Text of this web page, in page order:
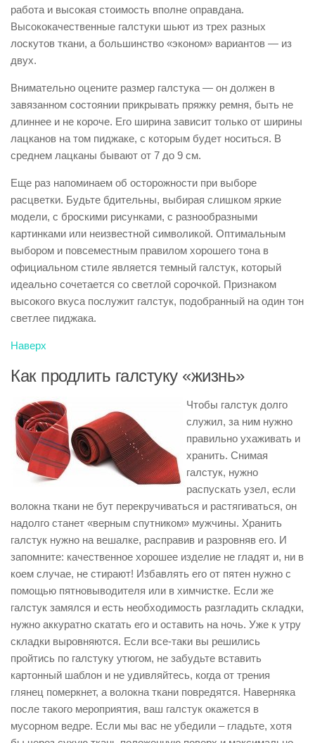
работа и высокая стоимость вполне оправдана.
Высококачественные галстуки шьют из трех разных
лоскутов ткани, а большинство «эконом» вариантов — из
двух.
Внимательно оцените размер галстука — он должен в
завязанном состоянии прикрывать пряжку ремня, быть не
длиннее и не короче. Его ширина зависит только от ширины
лацканов на том пиджаке, с которым будет носиться. В
среднем лацканы бывают от 7 до 9 см.
Еще раз напоминаем об осторожности при выборе
расцветки. Будьте бдительны, выбирая слишком яркие
модели, с броскими рисунками, с разнообразными
картинками или неизвестной символикой. Оптимальным
выбором и повсеместным правилом хорошего тона в
официальном стиле является темный галстук, который
идеально сочетается со светлой сорочкой. Признаком
высокого вкуса послужит галстук, подобранный на один тон
светлее пиджака.
Наверх
Как продлить галстуку «жизнь»
Чтобы галстук долго
служил, за ним нужно
правильно ухаживать и
хранить. Снимая
галстук, нужно
распускать узел, если
волокна ткани не бут перекручиваться и растягиваться, он
надолго станет «верным спутником» мужчины. Хранить
галстук нужно на вешалке, расправив и разровняв его. И
запомните: качественное хорошее изделие не гладят и, ни в
коем случае, не стирают! Избавлять его от пятен нужно с
помощью пятновыводителя или в химчистке. Если же
галстук замялся и есть необходимость разгладить складки,
нужно аккуратно скатать его и оставить на ночь. Уже к утру
складки выровняются. Если все-таки вы решились
пройтись по галстуку утюгом, не забудьте вставить
картонный шаблон и не удивляйтесь, когда от трения
глянец померкнет, а волокна ткани повредятся. Наверняка
после такого мероприятия, ваш галстук окажется в
мусорном ведре. Если мы вас не убедили – гладьте, хотя